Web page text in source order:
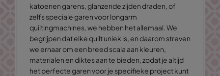
katoenen garens, glanzende zijden draden, of
zelfs speciale garen voor longarm
quiltingmachines, we hebben het allemaal. We
begrijpen dat elke quilt uniek is, en daarom streven
we ernaar om een breed scala aan kleuren,
materialen en diktes aan te bieden, zodat je altijd
het perfecte garen voor je specifieke project kunt